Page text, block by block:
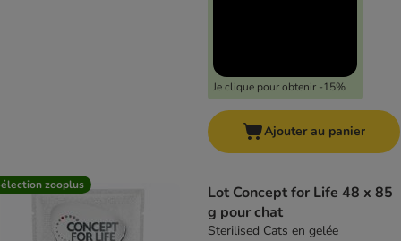
Je clique pour obtenir -15%
Ajouter au panier
zooplus
Lot Concept for Life 48 x 85
g pour chat
Sterilised Cats en gelée